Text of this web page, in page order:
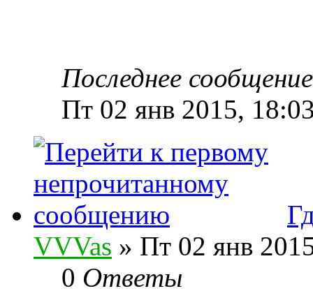
Последнее
Пт 02 янв 2015,
VVVas » Пт 02 янв
0 Ответы